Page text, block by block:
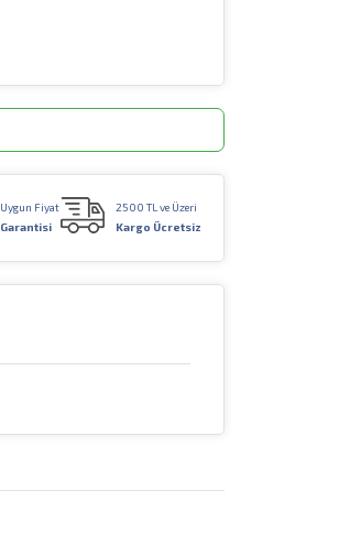
Uygun Fiyat
Garantisi
2500 TL ve Üzeri
Kargo Ücretsiz